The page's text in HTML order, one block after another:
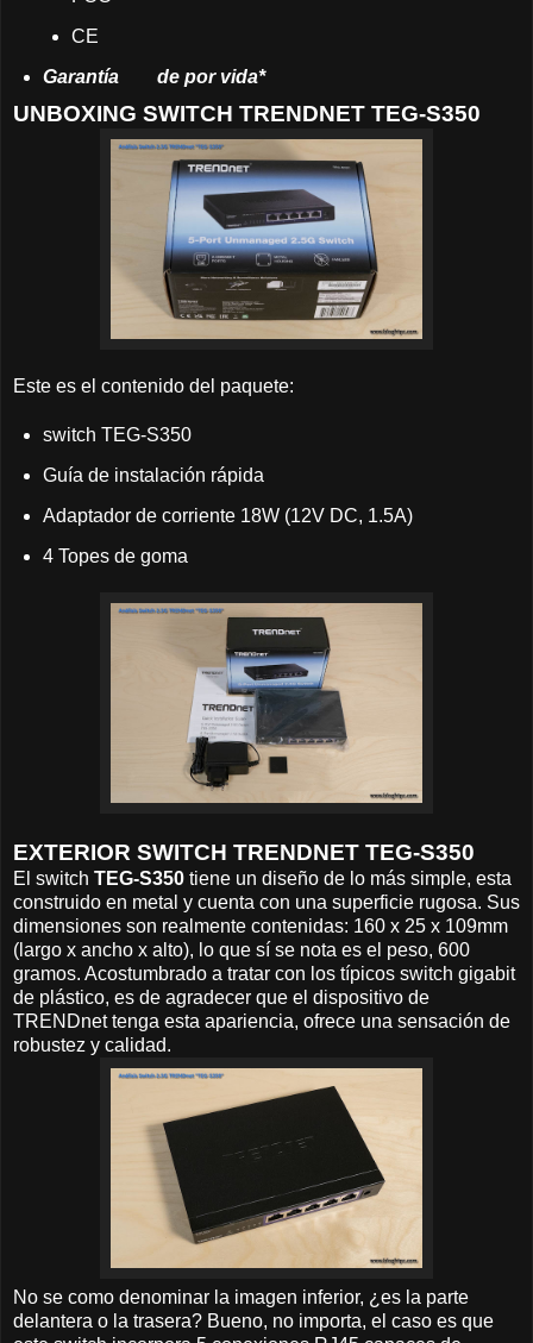
CE
Garantía
	de
por vida*
UNBOXING SWITCH TRENDNET TEG-S350
Este es el contenido del paquete:
switch TEG-S350
Guía de instalación rápida
Adaptador de corriente 18W (12V DC, 1.5A)
4 Topes de goma
EXTERIOR SWITCH TRENDNET TEG-S350
El switch TEG-S350 tiene un diseño de lo más simple, esta
construido en metal y cuenta con una superficie rugosa. Sus
dimensiones son realmente contenidas: 160 x 25 x 109mm
(largo x ancho x alto), lo que sí se nota es el peso, 600
gramos. Acostumbrado a tratar con los típicos switch gigabit
de plástico, es de agradecer que el dispositivo de
TRENDnet tenga esta apariencia, ofrece una sensación de
robustez y calidad.
No se como denominar la imagen inferior, ¿es la parte
delantera o la trasera? Bueno, no importa, el caso es que